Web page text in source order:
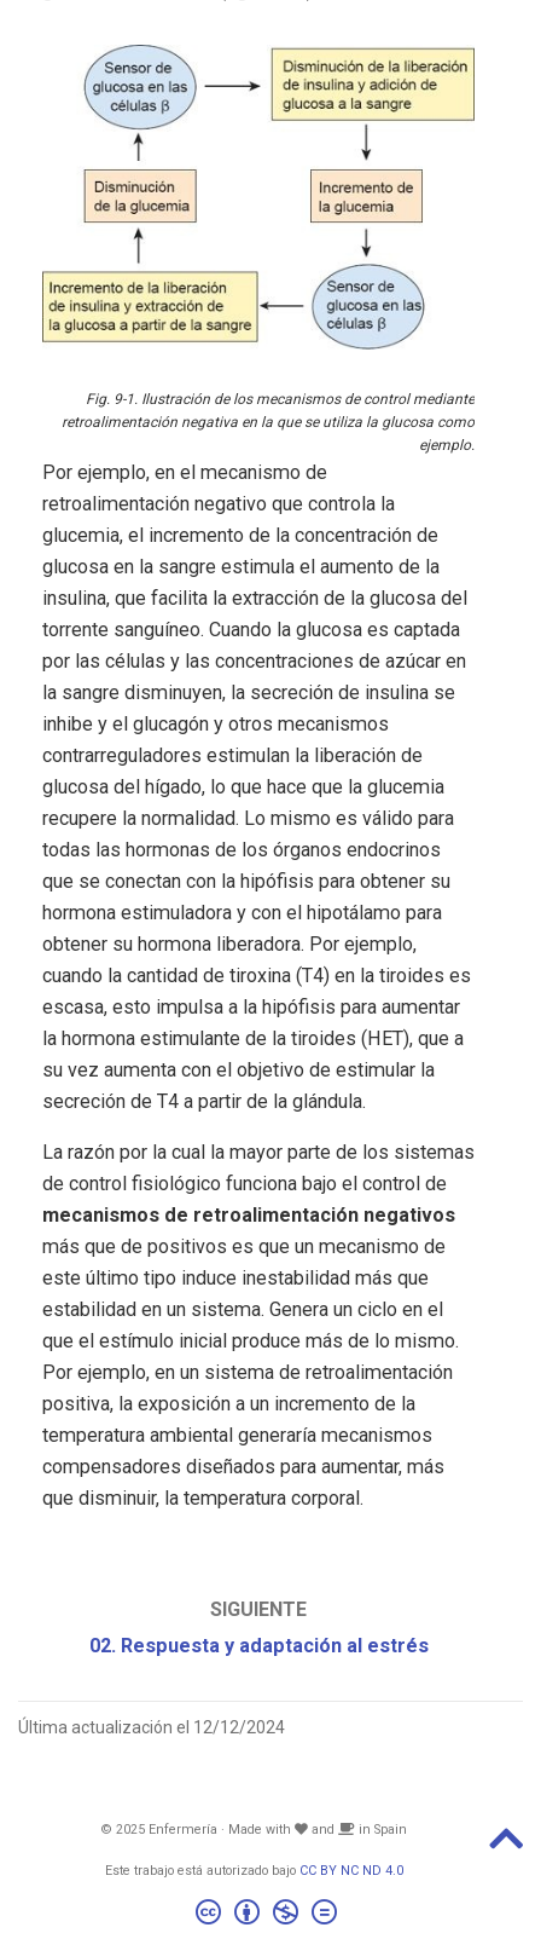
Fig. 9-1. Ilustración de los mecanismos de control mediante
retroalimentación negativa en la que se utiliza la glucosa como
ejemplo.
Por ejemplo, en el mecanismo de
retroalimentación negativo que controla la
glucemia, el incremento de la concentración de
glucosa en la sangre estimula el aumento de la
insulina, que facilita la extracción de la glucosa del
torrente sanguíneo. Cuando la glucosa es captada
por las células y las concentraciones de azúcar en
la sangre disminuyen, la secreción de insulina se
inhibe y el glucagón y otros mecanismos
contrarreguladores estimulan la liberación de
glucosa del hígado, lo que hace que la glucemia
recupere la normalidad. Lo mismo es válido para
todas las hormonas de los órganos endocrinos
que se conectan con la hipófisis para obtener su
hormona estimuladora y con el hipotálamo para
obtener su hormona liberadora. Por ejemplo,
cuando la cantidad de tiroxina (T4) en la tiroides es
escasa, esto impulsa a la hipófisis para aumentar
la hormona estimulante de la tiroides (HET), que a
su vez aumenta con el objetivo de estimular la
secreción de T4 a partir de la glándula.
La razón por la cual la mayor parte de los sistemas
de control fisiológico funciona bajo el control de
mecanismos de retroalimentación negativos
más que de positivos es que un mecanismo de
este último tipo induce inestabilidad más que
estabilidad en un sistema. Genera un ciclo en el
que el estímulo inicial produce más de lo mismo.
Por ejemplo, en un sistema de retroalimentación
positiva, la exposición a un incremento de la
temperatura ambiental generaría mecanismos
compensadores diseñados para aumentar, más
que disminuir, la temperatura corporal.
SIGUIENTE
02. Respuesta y adaptación al estrés
Última actualización el 12/12/2024
© 2025 Enfermería · Made with and in Spain
Este trabajo está autorizado bajo CC BY NC ND 4.0